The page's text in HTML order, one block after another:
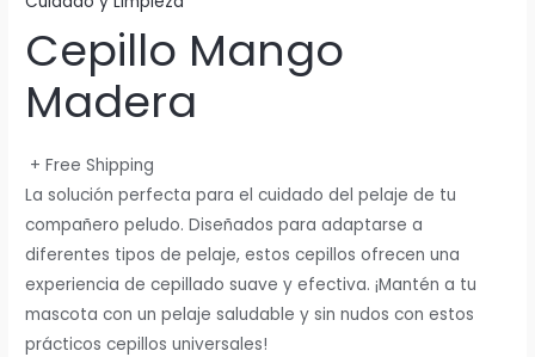
Cepillo Mango
Madera
+ Free Shipping
La solución perfecta para el cuidado del pelaje de tu
compañero peludo. Diseñados para adaptarse a
diferentes tipos de pelaje, estos cepillos ofrecen una
experiencia de cepillado suave y efectiva. ¡Mantén a tu
mascota con un pelaje saludable y sin nudos con estos
prácticos cepillos universales!